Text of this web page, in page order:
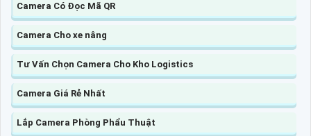
Camera Có Đọc Mã QR
Camera Cho xe nâng
Tư Vấn Chọn Camera Cho Kho Logistics
Camera Giá Rẻ Nhất
Lắp Camera Phòng Phẩu Thuật